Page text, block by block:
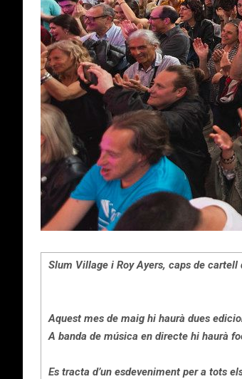
Slum Village i Roy Ayers, caps de
Aquest mes de maig hi haurà dues
A banda de música en directe hi haurà
Es tracta d’un esdeveniment per a tots